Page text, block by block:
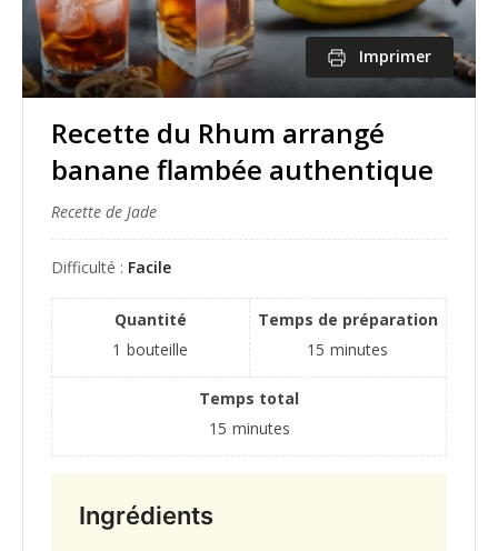
Imprimer
Recette du Rhum arrangé
banane flambée authentique
Recette de Jade
Difficulté : Facile
Quantité
1 bouteille
Temps de préparation
15 minutes
Temps total
15 minutes
Ingrédients